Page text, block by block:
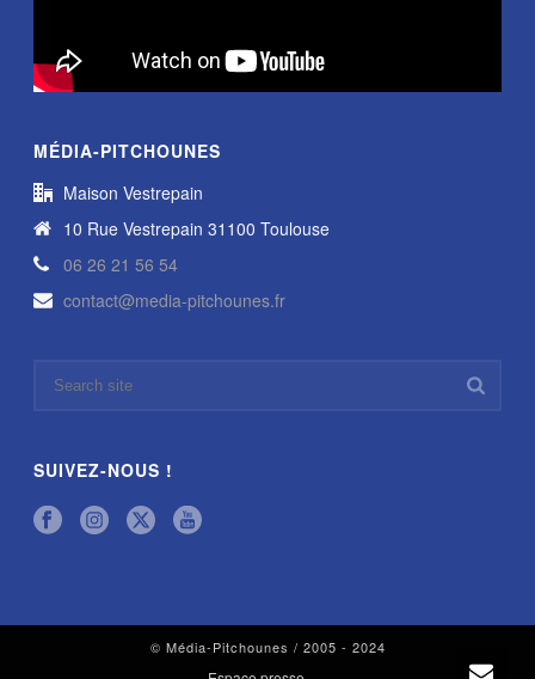
MÉDIA-PITCHOUNES
Maison Vestrepain
10 Rue Vestrepain 31100 Toulouse
06 26 21 56 54
contact@media-pitchounes.fr
SUIVEZ-NOUS !
© Média-Pitchounes / 2005 - 2024